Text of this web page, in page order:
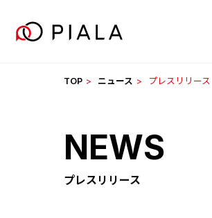
TOP ニュース プレスリリース
NEWS
プレスリリース